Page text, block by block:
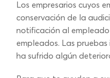
Los empresarios cuyos
conservación de la
notificación al
empleados. Las
ha sufrido algún